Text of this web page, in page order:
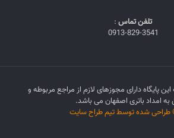
تلفن تماس :
0913-829-3541
پایگاه دارای مجوزهای لازم از مراجع مربوطه و
به امداد باتری اصفهان می باشد.